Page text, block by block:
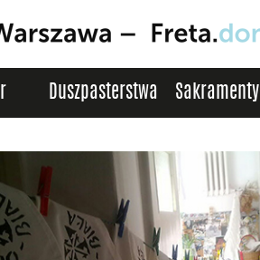
Duszpasterstwa Sakramenty